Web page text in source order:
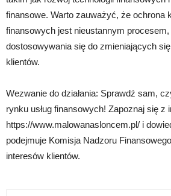
finansowe. Warto zauważyć, że ochrona
finansowych jest nieustannym
dostosowywania się do zmieniających
klientów.
Wezwanie do działania: Sprawdź sam,
rynku usług finansowych! Zapoznaj się z
https://www.malowanasloncem.pl/ i
podejmuje Komisja Nadzoru
interesów klientów.